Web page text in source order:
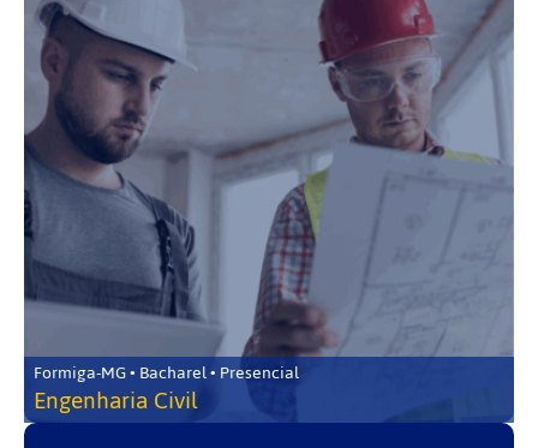
Formiga-MG • Bacharel • Presencial
Engenharia Civil